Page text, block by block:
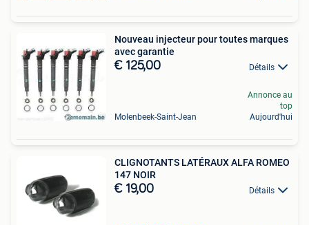
Nouveau injecteur pour toutes marques
avec garantie
€ 125,00 Détails
Molenbeek-Saint-Jean
Annonce au
top
Aujourd'hui
CLIGNOTANTS LATÉRAUX ALFA ROMEO
147 NOIR
€ 19,00 Détails